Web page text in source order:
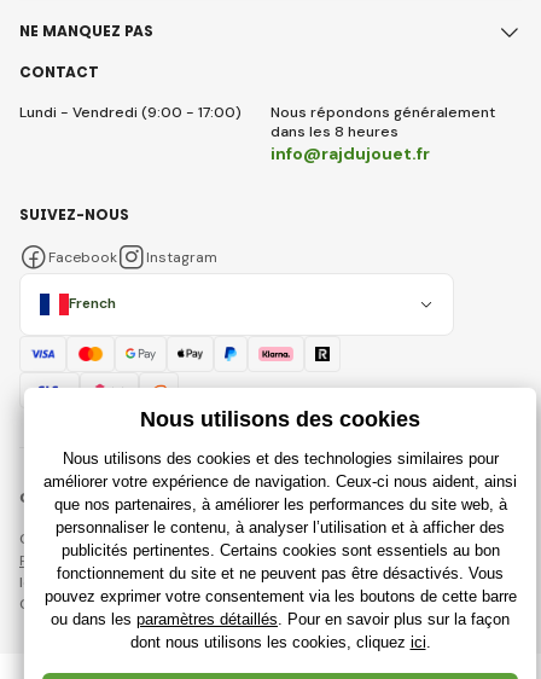
CONTACT
Lundi - Vendredi (9:00 - 17:00)
Nous répondons généralement
dans les 8 heures
info@rajdujouet.fr
NE MANQUEZ PAS
French
SUIVEZ-NOUS
Facebook Instagram
© 2018 - 2026 Rajdujouet.fr, Tous droits réservés
Cette page est protégée par reCAPTCHA et s'appliquent
Règles de protection des données personnellessociétés Google et
leur
Conditions contractuelles
Création de boutiques en ligne performantes à partir deRIESENIA